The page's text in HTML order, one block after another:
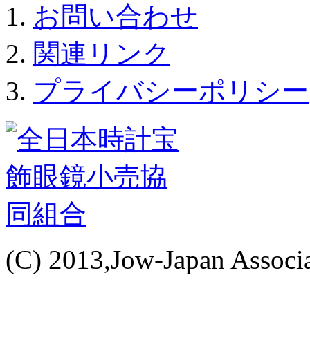
お問い合わせ
関連リンク
プライバシーポリシー
(C) 2013,Jow-Japan